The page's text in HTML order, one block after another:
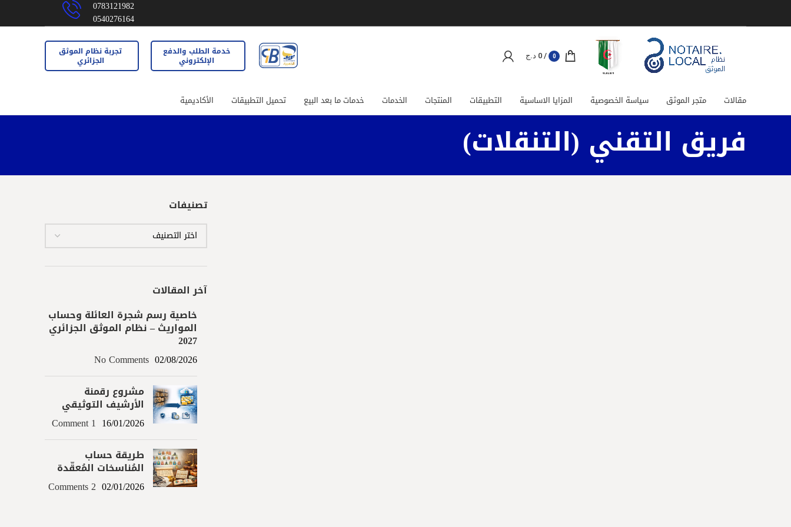
0783121982
0540276164
0
/
0 د.ج خدمة الطلب والدفع
الإلكتروني
تجربة نظام الموثق
الجزائري
مقالات متجر الموثق سياسة الخصوصية المزايا الاساسية التطبيقات المنتجات الخدمات خدمات ما بعد البيع تحميل التطبيقات الأكاديمية
فريق التقني (التنقلات)
تصنيفات
آخر المقالات
خاصية رسم شجرة العائلة وحساب
المواريث – نظام الموثق الجزائري
2027
02/08/2026
No Comments
مشروع رقمنة
الأرشيف التوثيقي
16/01/2026
1 Comment
طريقة حساب
المُناسخات المُعقّدة
02/01/2026
2 Comments